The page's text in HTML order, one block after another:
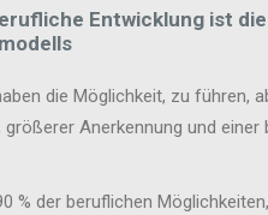
Entwicklung ist
die Möglichkeit, zu führen,
Anerkennung und
der beruflichen